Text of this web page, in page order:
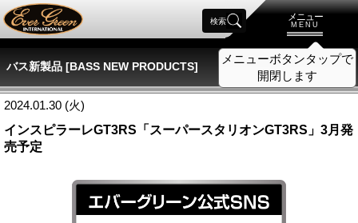
メニュー
MENU
メニューボタンタップで
開閉します
検索
バス新製品 [BASS NEW PRODUCTS]
2024.01.30 (火)
インスピラーレGT3RS「スーパースタリオンGT3RS」3月発
売予定